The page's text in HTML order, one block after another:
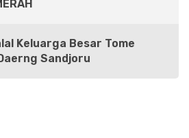
Keluarga Besar Tome
Sandjoru